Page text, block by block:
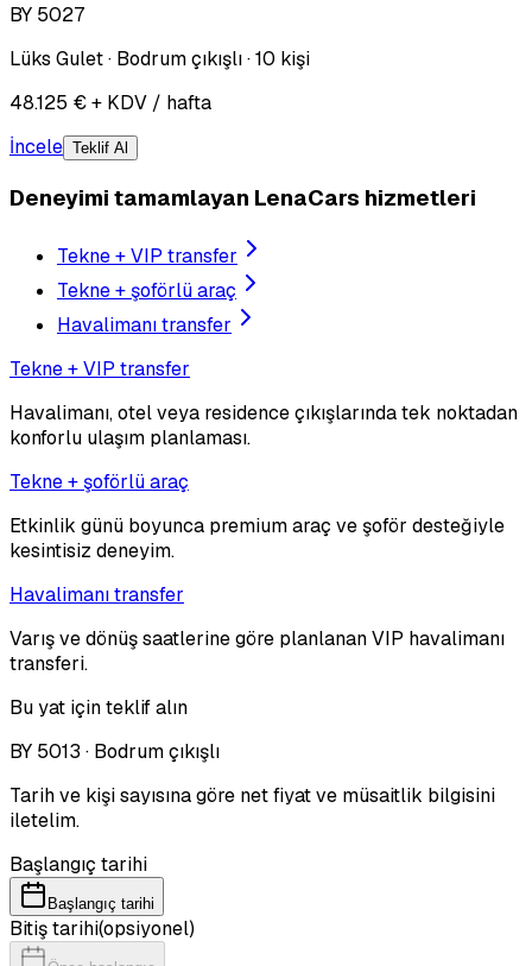
BY 5027
Lüks Gulet · Bodrum çıkışlı · 10 kişi
48.125 € + KDV / hafta
İncele Teklif Al
Deneyimi tamamlayan LenaCars hizmetleri
Tekne + VIP transfer
Tekne + şoförlü araç
Havalimanı transfer
Tekne + VIP transfer
Havalimanı, otel veya residence çıkışlarında tek noktadan
konforlu ulaşım planlaması.
Tekne + şoförlü araç
Etkinlik günü boyunca premium araç ve şoför desteğiyle
kesintisiz deneyim.
Havalimanı transfer
Varış ve dönüş saatlerine göre planlanan VIP havalimanı
transferi.
Bu yat için teklif alın
BY 5013 · Bodrum çıkışlı
Tarih ve kişi sayısına göre net fiyat ve müsaitlik bilgisini
iletelim.
Başlangıç tarihi
Başlangıç tarihi
Bitiş tarihi(opsiyonel)